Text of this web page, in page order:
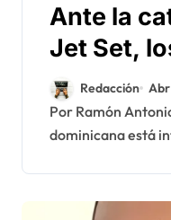
Ante la
Jet Set,
Redacción
Por Ramón Antonio Veras 1.- La nación
dominicana está